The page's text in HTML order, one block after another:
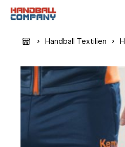
Handball Textilien